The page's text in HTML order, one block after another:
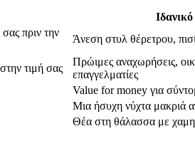
Ιδανικό
πριν την
Άνεση στυλ θέρετρου,
τιμή σας
Πρώιμες αναχωρήσεις,
επαγγελματίες
Value for money για
Μια ήσυχη νύχτα μακριά
Θέα στη θάλασσα με